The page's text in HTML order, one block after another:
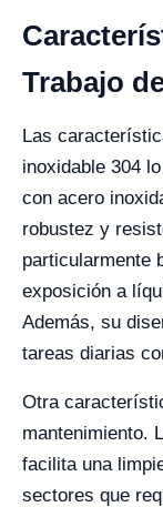
Trabajo
Las
inoxidable 304
con acero
robustez y
particularmente
exposición a
Además, su
tareas diarias
Otra
mantenimiento.
facilita una
sectores que